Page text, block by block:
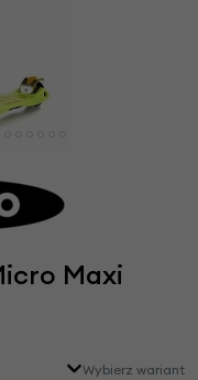
Maxi
Wybierz wariant